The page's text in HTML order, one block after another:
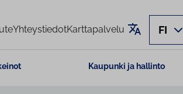
YhteystiedotKarttapalvelu Käännä sivu
FI
Kaupunki ja hallinto